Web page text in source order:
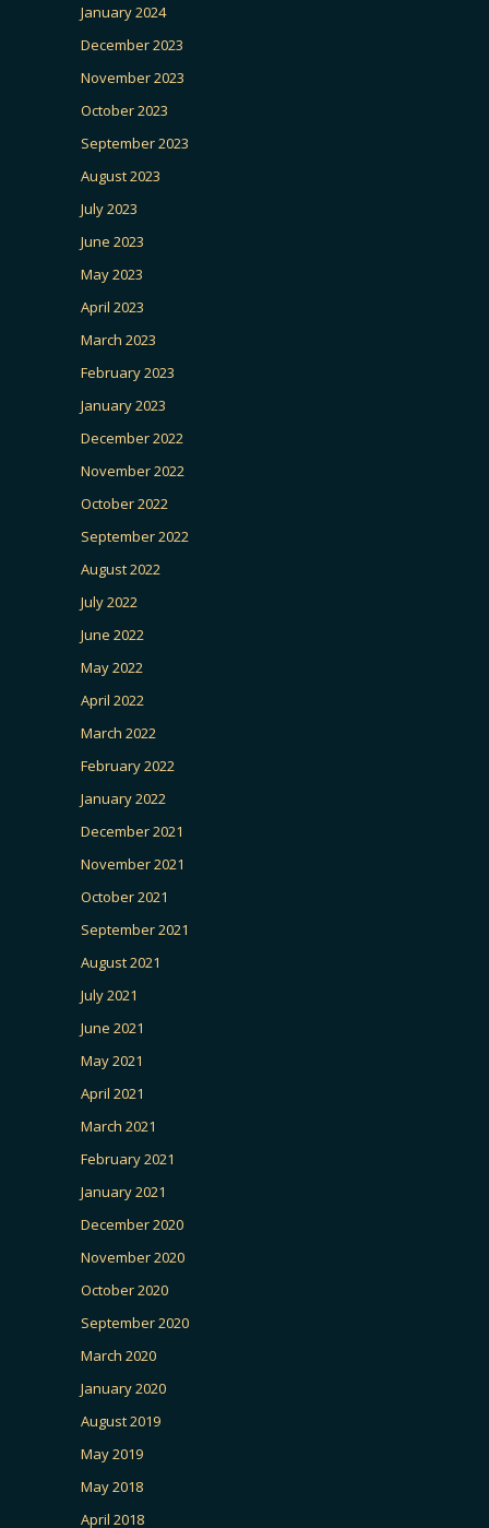
January 2024
December 2023
November 2023
October 2023
September 2023
August 2023
July 2023
June 2023
May 2023
April 2023
March 2023
February 2023
January 2023
December 2022
November 2022
October 2022
September 2022
August 2022
July 2022
June 2022
May 2022
April 2022
March 2022
February 2022
January 2022
December 2021
November 2021
October 2021
September 2021
August 2021
July 2021
June 2021
May 2021
April 2021
March 2021
February 2021
January 2021
December 2020
November 2020
October 2020
September 2020
March 2020
January 2020
August 2019
May 2019
May 2018
April 2018